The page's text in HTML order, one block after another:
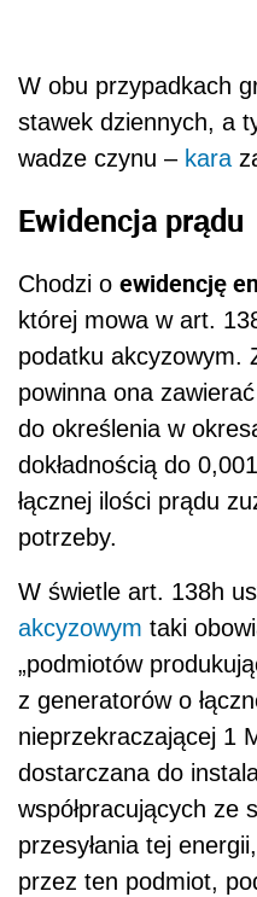
W obu przypadkach
stawek dziennych, a
wadze czynu – kara
Ewidencja prądu
Chodzi o ewidencję
której mowa w art.
podatku akcyzowym.
powinna ona
do określenia w
dokładnością do
łącznej ilości prądu
potrzeby.
W świetle art. 138h
akcyzowym taki
„podmiotów
z generatorów o
nieprzekraczającej 1
dostarczana do
współpracujących ze
przesyłania tej
przez ten podmiot,